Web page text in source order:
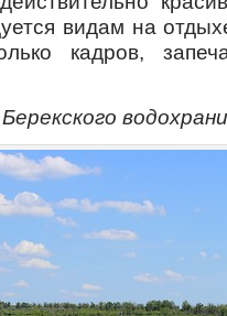
видам на
кадров,